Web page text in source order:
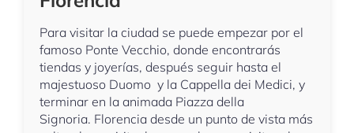
Para visitar la ciudad se puede empezar por el
famoso Ponte Vecchio, donde encontrarás
tiendas y joyerías, después seguir hasta el
majestuoso Duomo y la Cappella dei Medici, y
terminar en la animada Piazza della
Signoria. Florencia desde un punto de vista más